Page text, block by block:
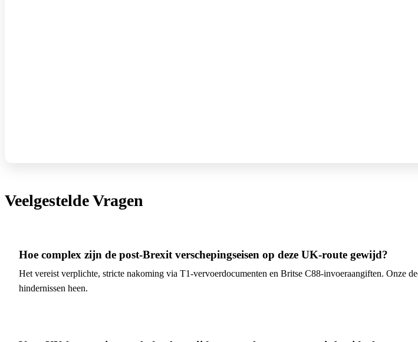
Veelgestelde Vragen
Hoe complex zijn de post-Brexit verschepingseisen op deze UK-route gewijd?
Het vereist verplichte, stricte nakoming via T1-vervoerdocumenten en Britse C88-invoeraangiften. Onze
hindernissen heen.